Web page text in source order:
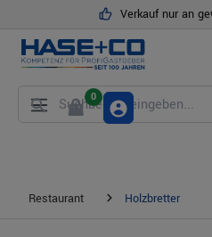
Verkauf nur an
0
Restaurant Holzbretter